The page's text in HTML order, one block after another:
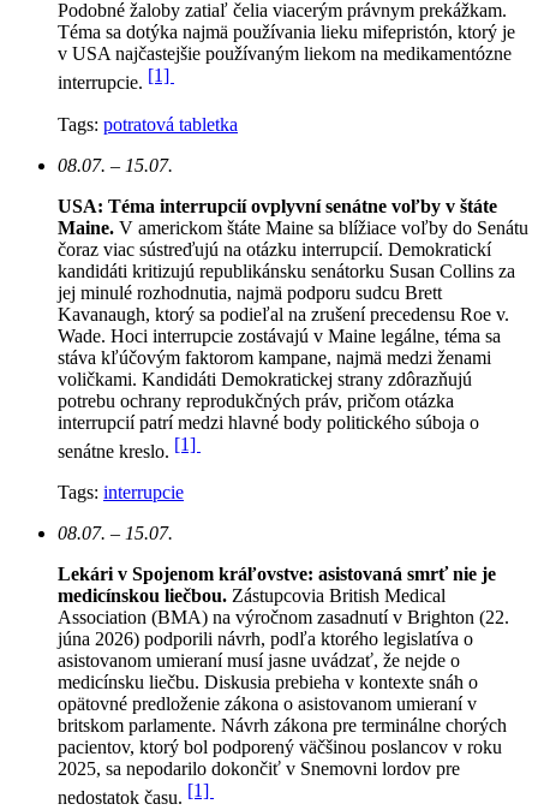
Podobné žaloby zatiaľ čelia viacerým právnym prekážkam.
Téma sa dotýka najmä používania lieku mifepristón, ktorý je
v USA najčastejšie používaným liekom na medikamentózne
interrupcie. [1]
Tags: potratová tabletka
08.07. – 15.07.
USA: Téma interrupcií ovplyvní senátne voľby v štáte
Maine. V americkom štáte Maine sa blížiace voľby do Senátu
čoraz viac sústreďujú na otázku interrupcií. Demokratickí
kandidáti kritizujú republikánsku senátorku Susan Collins za
jej minulé rozhodnutia, najmä podporu sudcu Brett
Kavanaugh, ktorý sa podieľal na zrušení precedensu Roe v.
Wade. Hoci interrupcie zostávajú v Maine legálne, téma sa
stáva kľúčovým faktorom kampane, najmä medzi ženami
voličkami. Kandidáti Demokratickej strany zdôrazňujú
potrebu ochrany reprodukčných práv, pričom otázka
interrupcií patrí medzi hlavné body politického súboja o
senátne kreslo. [1]
Tags: interrupcie
08.07. – 15.07.
Lekári v Spojenom kráľovstve: asistovaná smrť nie je
medicínskou liečbou. Zástupcovia British Medical
Association (BMA) na výročnom zasadnutí v Brighton (22.
júna 2026) podporili návrh, podľa ktorého legislatíva o
asistovanom umieraní musí jasne uvádzať, že nejde o
medicínsku liečbu. Diskusia prebieha v kontexte snáh o
opätovné predloženie zákona o asistovanom umieraní v
britskom parlamente. Návrh zákona pre terminálne chorých
pacientov, ktorý bol podporený väčšinou poslancov v roku
2025, sa nepodarilo dokončiť v Snemovni lordov pre
nedostatok času. [1]